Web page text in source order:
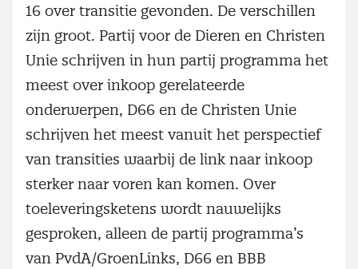
16 over transitie gevonden. De verschillen
zijn groot. Partij voor de Dieren en Christen
Unie schrijven in hun partij programma het
meest over inkoop gerelateerde
onderwerpen, D66 en de Christen Unie
schrijven het meest vanuit het perspectief
van transities waarbij de link naar inkoop
sterker naar voren kan komen. Over
toeleveringsketens wordt nauwelijks
gesproken, alleen de partij programma’s
van PvdA/GroenLinks, D66 en BBB